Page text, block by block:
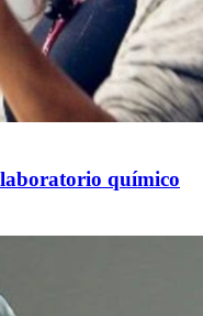
químico